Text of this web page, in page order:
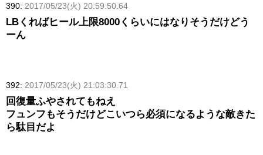
390: 2017/05/23(火) 20:59:50.64
LBくればヒール上限8000くらいにはなりそうだけどう
ーん
392: 2017/05/23(火) 21:03:30.71
回復量ふやされてもねえ
フュンフもそうだけどこいつら必須になるような敵きた
ら駄目だよ